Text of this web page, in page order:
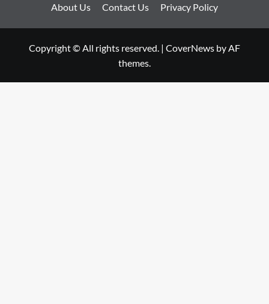
About Us Contact Us Privacy Policy
Copyright © All rights reserved. | CoverNews by AF
themes.